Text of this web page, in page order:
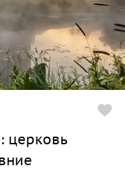
церковь